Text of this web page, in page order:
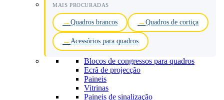
MAIS PROCURADAS
Quadros brancos Quadros de cortiça
Acessórios para quadros
Blocos de congressos para quadros
Ecrã de projecção
Paineis
Vitrinas
Paineis de sinalização